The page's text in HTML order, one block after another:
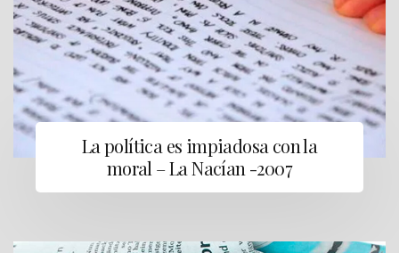
La política es impiadosa con la
moral – La Nacían -2007